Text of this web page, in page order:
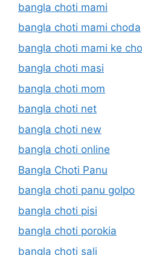
bangla choti mami
bangla choti mami choda
bangla choti mami ke
bangla choti masi
bangla choti mom
bangla choti net
bangla choti new
bangla choti online
Bangla Choti Panu
bangla choti panu golpo
bangla choti pisi
bangla choti porokia
bangla choti sali